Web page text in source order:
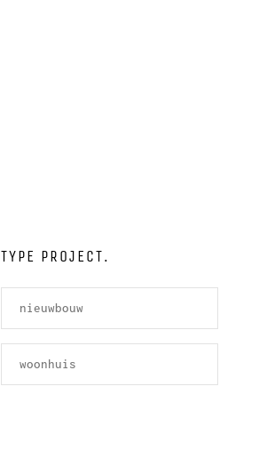
TYPE PROJECT.
nieuwbouw
woonhuis